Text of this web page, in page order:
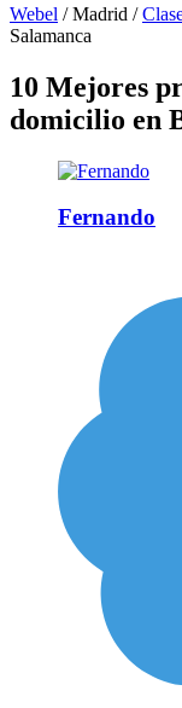
Webel / Madrid /
Salamanca
10 Mejores
domicilio en
Fernando